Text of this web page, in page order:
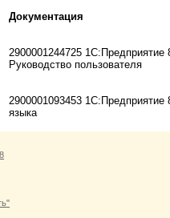
Документация
2900001244725 1С:Предприятие
Руководство пользователя
2900001093453 1С:Предприятие
языка